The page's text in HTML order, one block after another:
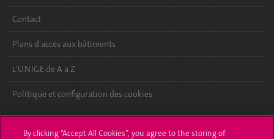
Contact
Plans d'accès aux bâtiments
L'UNIGE de A à Z
Politique et configuration des cookies
S'inscrire à l'UNIGE
By clicking “Accept All Cookies”, you agree to the storing of